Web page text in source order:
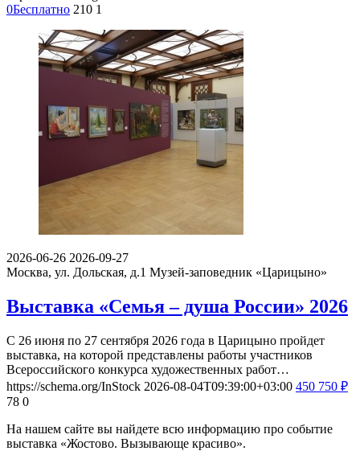
0Бесплатно 210 1
2026-06-26 2026-09-27
Москва, ул. Дольская, д.1 Музей-заповедник «Царицыно»
Выставка «Семья – душа России» 2026
С 26 июня по 27 сентября 2026 года в Царицыно пройдет
выставка, на которой представлены работы участников
Всероссийского конкурса художественных работ…
https://schema.org/InStock 2026-08-04T09:39:00+03:00 450 750 ₽
78 0
На нашем сайте вы найдете всю информацию про событие
выставка «Жостово. Вызывающе красиво».